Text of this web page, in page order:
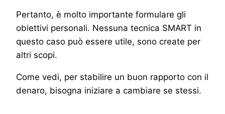
Pertanto, è molto importante formulare gli
obiettivi personali. Nessuna tecnica SMART in
questo caso può essere utile, sono create per
altri scopi.
Come vedi, per stabilire un buon rapporto con il
denaro, bisogna iniziare a cambiare se stessi.